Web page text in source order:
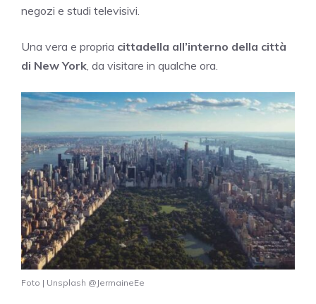
negozi e studi televisivi.
Una vera e propria cittadella all’interno della città
di New York, da visitare in qualche ora.
Foto | Unsplash @JermaineEe